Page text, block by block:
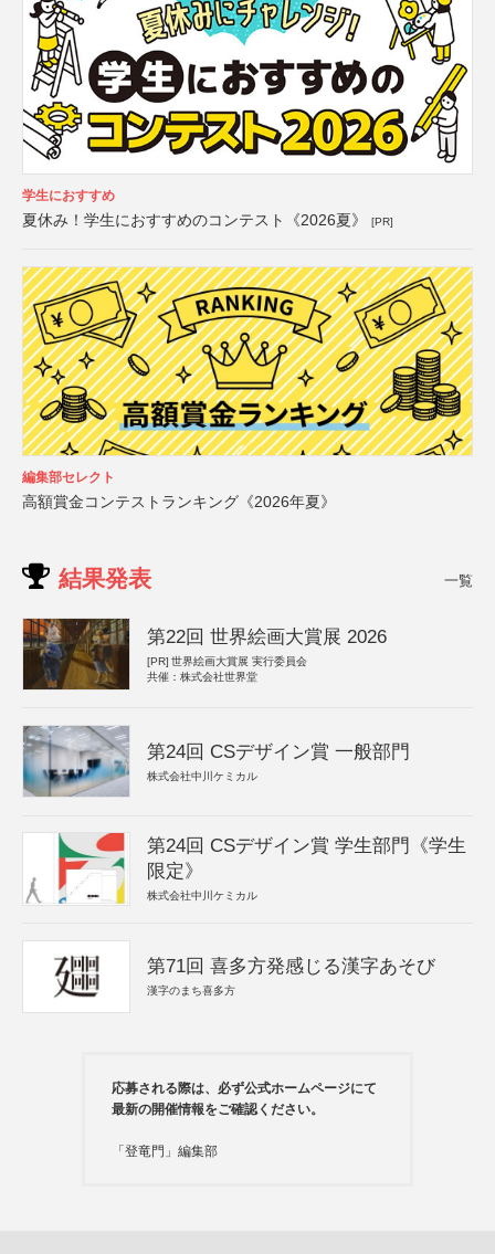
学生におすすめ
夏休み！学生におすすめのコンテスト《2026夏》 [PR]
編集部セレクト
高額賞金コンテストランキング《2026年夏》
結果発表 一覧
第22回 世界絵画大賞展 2026
[PR] 世界絵画大賞展 実行委員会
共催：株式会社世界堂
第24回 CSデザイン賞 一般部門
株式会社中川ケミカル
第24回 CSデザイン賞 学生部門《学生
限定》
株式会社中川ケミカル
第71回 喜多方発感じる漢字あそび
漢字のまち喜多方
応募される際は、必ず公式ホームページにて
最新の開催情報をご確認ください。
「登竜門」編集部